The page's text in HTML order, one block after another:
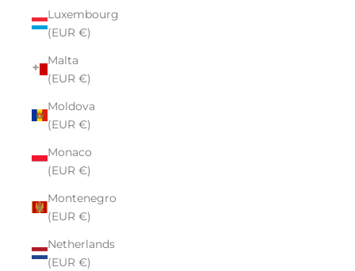
Luxembourg
(EUR €)
Malta
(EUR €)
Moldova
(EUR €)
Monaco
(EUR €)
Montenegro
(EUR €)
Netherlands
(EUR €)